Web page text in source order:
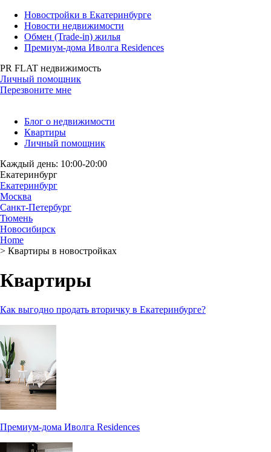
Новостройки в Екатеринбурге
Новости недвижимости
Обмен (Trade-in) жилья
Премиум-дома Иволга Residences
PR FLAT недвижимость
Личный помощник
Перезвоните мне
Блог о недвижимости
Квартиры
Личный помощник
Каждый день: 10:00-20:00
Екатеринбург
Екатеринбург
Москва
Санкт-Петербург
Тюмень
Новосибирск
Home
> Квартиры в новостройках
Квартиры
Как выгодно продать вторичку в Екатеринбурге?
Премиум-дома Иволга Residences